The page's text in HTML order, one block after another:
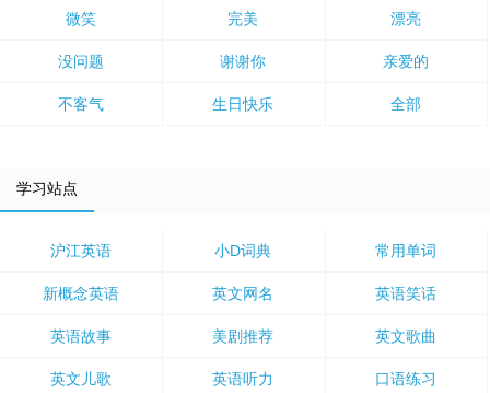
微笑 完美 漂亮
没问题 谢谢你 亲爱的
不客气 生日快乐 全部
学习站点
沪江英语 小D词典 常用单词
新概念英语 英文网名 英语笑话
英语故事 美剧推荐 英文歌曲
英文儿歌 英语听力 口语练习